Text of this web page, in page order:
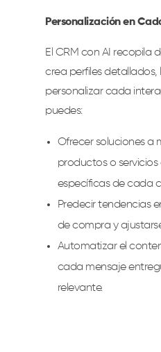
Personalización en
El CRM con AI recopila
crea perfiles detallados,
personalizar cada
puedes:
Ofrecer soluciones a
productos o
específicas de cada
Predecir tendencias
de compra y
Automatizar el
cada mensaje
relevante.